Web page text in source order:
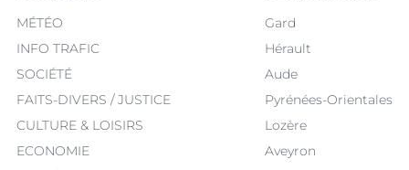
MÉTÉO
INFO TRAFIC
SOCIÉTÉ
FAITS-DIVERS / JUSTICE
CULTURE & LOISIRS
ECONOMIE
Gard
Hérault
Aude
Pyrénées-Orientales
Lozère
Aveyron